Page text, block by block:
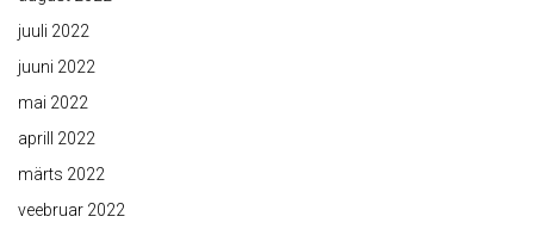
juuli 2022
juuni 2022
mai 2022
aprill 2022
märts 2022
veebruar 2022